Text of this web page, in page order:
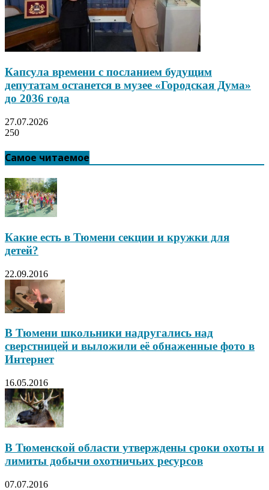
Капсула времени с посланием будущим
депутатам останется в музее «Городская Дума»
до 2036 года
27.07.2026
250
Самое читаемое
Какие есть в Тюмени секции и кружки для
детей?
22.09.2016
В Тюмени школьники надругались над
сверстницей и выложили её обнаженные фото в
Интернет
16.05.2016
В Тюменской области утверждены сроки охоты и
лимиты добычи охотничьих ресурсов
07.07.2016